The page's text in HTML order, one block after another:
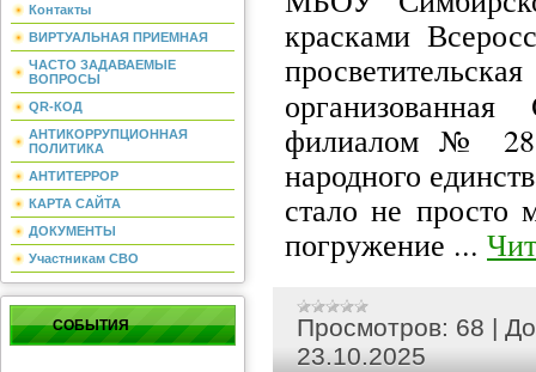
Контакты
ВИРТУАЛЬНАЯ ПРИЕМНАЯ
ЧАСТО ЗАДАВАЕМЫЕ
ВОПРОСЫ
QR-КОД
АНТИКОРРУПЦИОННАЯ
ПОЛИТИКА
АНТИТЕРРОР
КАРТА САЙТА
ДОКУМЕНТЫ
Участникам СВО
СОБЫТИЯ
красками
филиалом № 28
народного
стало не просто
погружение ...
Просмотров: 68 |
23.10.2025